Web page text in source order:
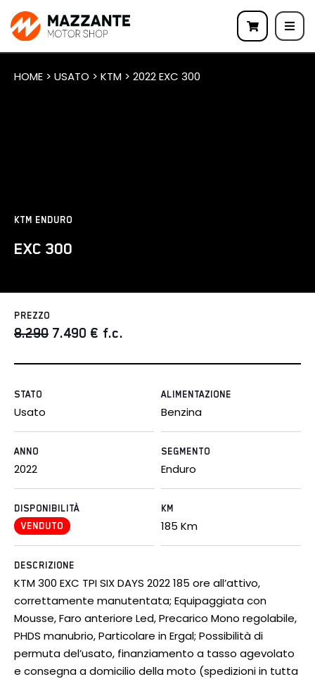
HOME > USATO > KTM > 2022 EXC 300
KTM ENDURO
EXC 300
PREZZO
8.290 7.490 € f.c.
STATO
Usato
ALIMENTAZIONE
Benzina
ANNO
2022
SEGMENTO
Enduro
DISPONIBILITÀ
VENDUTO
KM
185 Km
DESCRIZIONE
KTM 300 EXC TPI SIX DAYS 2022 185 ore all’attivo,
correttamente manutentata; Equipaggiata con
Mousse, Faro anteriore Led, Precarico Mono regolabile,
PHDS manubrio, Particolare in Ergal; Possibilità di
permuta del’usato, finanziamento a tasso agevolato
e consegna a domicilio della moto (spedizioni in tutta